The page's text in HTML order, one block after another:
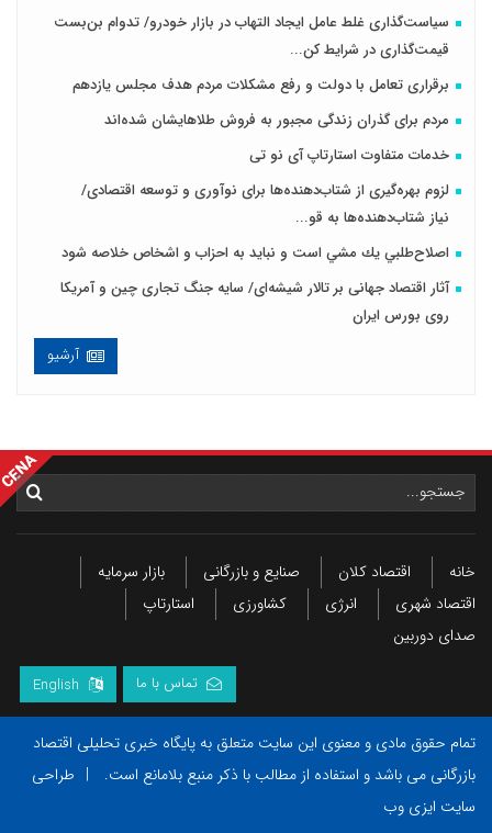
سیاست‌گذاری غلط عامل ایجاد التهاب در بازار خودرو/ تدوام بن‌بست
قیمت‌گذاری در شرایط کن...
برقراری تعامل با دولت و رفع مشکلات مردم هدف مجلس‌ یازدهم
مردم برای گذران زندگی مجبور به فروش طلاهایشان شده‌اند
خدمات متفاوت استارتاپ آی نو تی
لزوم بهره‌گیری از شتاب‌دهنده‌ها برای نوآوری و توسعه اقتصادی/
نیاز شتاب‌دهنده‌ها به قو...
اصلاح‌طلبي يك مشي است و نبايد به احزاب و اشخاص خلاصه شود
آثار اقتصاد جهانی بر تالار شیشه‌ای/ سایه جنگ تجاری چین و آمریکا
روی بورس ایران
آرشیو
خانه اقتصاد کلان صنایع و بازرگانی
بازار سرمایه
اقتصاد شهری
انرژی کشاورزی
استارتاپ
صدای دوربین
تماس با ما English
تمام حقوق مادی و معنوی این سایت متعلق به پایگاه خبری تحلیلی اقتصاد
بازرگانی می باشد و استفاده از مطالب با ذکر منبع بلامانع است.
| طراحی
سایت ایزی وب